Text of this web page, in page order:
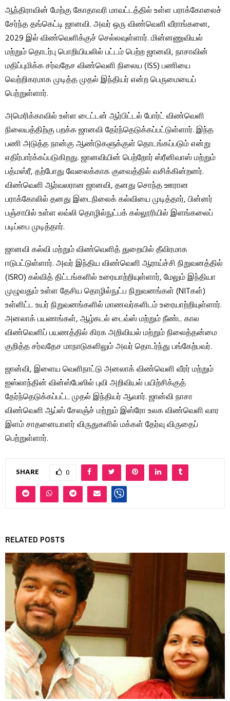
ஆந்திராவின் மேற்கு கோதாவரி மாவட்டத்தில் உள்ள பராக்கோலைச்
சேர்ந்த தங்கெட்டி ஜானவி. அவர் ஒரு விண்வெளி வீராங்கனை,
2029 இல் விண்வெளிக்குச் செல்லவுள்ளார். மின்னணுவியல்
மற்றும் தொடர்பு பொறியியலில் பட்டம் பெற்ற ஜானவி, நாசாவின்
மதிப்புமிக்க சர்வதேச விண்வெளி நிலைய (ISS) பணியை
வெற்றிகரமாக முடித்த முதல் இந்தியர் என்ற பெருமையைப்
பெற்றுள்ளார்.
அமெரிக்காவில் உள்ள டைட்டன் ஆர்பிட்டல் போர்ட் விண்வெளி
நிலையத்திற்கு பறக்க ஜானவி தேர்ந்தெடுக்கப்பட்டுள்ளார். இந்த
பணி அடுத்த நான்கு ஆண்டுகளுக்குள் தொடங்கப்படும் என்று
எதிர்பார்க்கப்படுகிறது. ஜானவியின் பெற்றோர் ஸ்ரீனிவாஸ் மற்றும்
பத்மஸ்ரீ, தற்போது வேலைக்காக குவைத்தில் வசிக்கின்றனர்.
விண்வெளி ஆர்வலரான ஜானவி, தனது சொந்த ஊரான
பராக்கோலில் தனது இடைநிலைக் கல்வியை முடித்தார், பின்னர்
பஞ்சாபில் உள்ள லவ்லி தொழில்நுட்பக் கல்லூரியில் இளங்கலைப்
படிப்பை முடித்தார்.
ஜானவி கல்வி மற்றும் விண்வெளித் துறையில் தீவிரமாக
ஈடுபட்டுள்ளார். அவர் இந்திய விண்வெளி ஆராய்ச்சி நிறுவனத்தில்
(ISRO) கல்வித் திட்டங்களில் உரையாற்றியுள்ளார், மேலும் இந்தியா
முழுவதும் உள்ள தேசிய தொழில்நுட்ப நிறுவனங்கள் (NITகள்)
உள்ளிட்ட உயர் நிறுவனங்களில் மாணவர்களிடம் உரையாற்றியுள்ளார்.
அனலாக் பயணங்கள், ஆழ்கடல் டைவ்ஸ் மற்றும் நீண்ட கால
விண்வெளிப் பயணத்தில் கிரக அறிவியல் மற்றும் நிலைத்தன்மை
குறித்த சர்வதேச மாநாடுகளிலும் அவர் தொடர்ந்து பங்கேற்பவர்.
ஜான்வி, இளைய வெளிநாட்டு அனலாக் விண்வெளி வீரர் மற்றும்
ஐஸ்லாந்தின் வின்ஸ்பேஸில் புவி அறிவியல் பயிற்சிக்குத்
தேர்ந்தெடுக்கப்பட்ட முதல் இந்தியர் ஆவார். ஜான்வி நாசா
விண்வெளி ஆப்ஸ் சேலஞ்ச் மற்றும் இஸ்ரோ உலக விண்வெளி வார
இளம் சாதனையாளர் விருதுகளில் மக்கள் தேர்வு விருதைப்
பெற்றுள்ளார்.
SHARE 0
RELATED POSTS